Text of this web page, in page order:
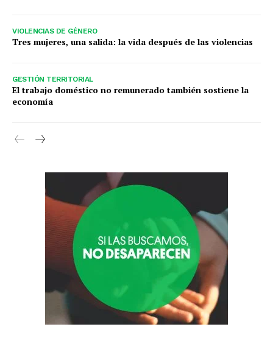
VIOLENCIAS DE GÉNERO
Tres mujeres, una salida: la vida después de las violencias
GESTIÓN TERRITORIAL
El trabajo doméstico no remunerado también sostiene la
economía